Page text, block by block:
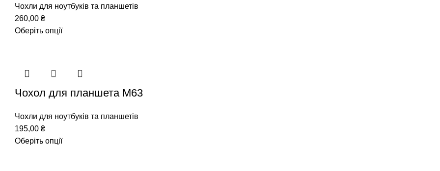
Чохли для ноутбуків та планшетів
260,00 ₴
Оберіть опції
Чохол для планшета М63
Чохли для ноутбуків та планшетів
195,00 ₴
Оберіть опції